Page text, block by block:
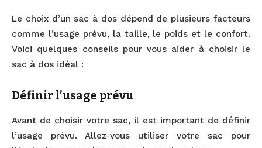
Le choix d’un sac à dos dépend de plusieurs facteurs
comme l’usage prévu, la taille, le poids et le confort.
Voici quelques conseils pour vous aider à choisir le
sac à dos idéal :
Définir l’usage prévu
Avant de choisir votre sac, il est important de définir
l’usage prévu. Allez-vous utiliser votre sac pour